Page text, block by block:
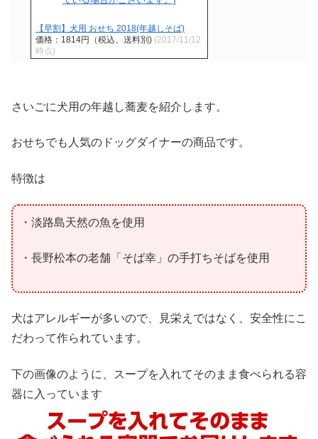
【早割】犬用 おせち 2018(年越しそば)
価格：1814円（税込、送料別) (2017/11/12
時点)
さいごに犬用の年越し蕎麦を紹介します。
おせちでも人気のドッグダイナーの商品です。
特徴は
・淡路島天然の魚を使用
・長野松本の老舗「そば幸」の手打ちそばを使用
犬はアレルギーが多いので、見栄えではなく、安全性にこ
だわって作られています。
下の画像のように、スープを入れてそのまま食べられる容
器に入っています